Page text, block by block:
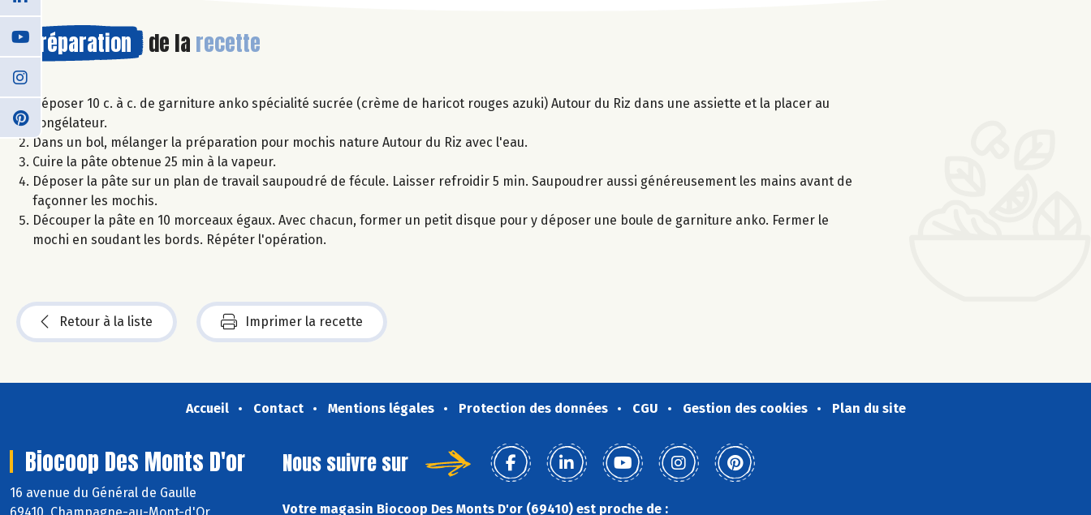
Préparation de la recette
Déposer 10 c. à c. de garniture anko spécialité sucrée (crème de haricot rouges azuki) Autour du Riz dans une assiette et la placer au
congélateur.
Dans un bol, mélanger la préparation pour mochis nature Autour du Riz avec l'eau.
Cuire la pâte obtenue 25 min à la vapeur.
Déposer la pâte sur un plan de travail saupoudré de fécule. Laisser refroidir 5 min. Saupoudrer aussi généreusement les mains avant de
façonner les mochis.
Découper la pâte en 10 morceaux égaux. Avec chacun, former un petit disque pour y déposer une boule de garniture anko. Fermer le
mochi en soudant les bords. Répéter l'opération.
Retour à la liste Imprimer la recette
Accueil Contact Mentions légales Protection des données CGU Gestion des cookies Plan du site
Biocoop Des Monts D'or
16 avenue du Général de Gaulle
69410 Champagne-au-Mont-d'Or
Nous suivre sur
Votre magasin Biocoop Des Monts D'or (69410) est proche de :